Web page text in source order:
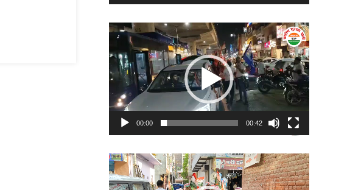
Video
Player
00:00 00:42
Video
Player